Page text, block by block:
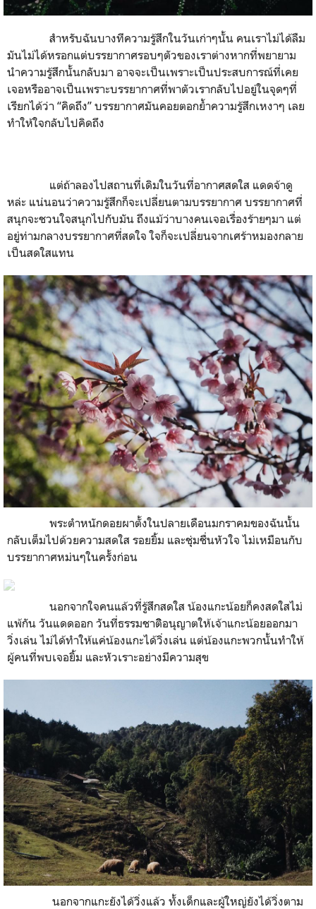
สำหรับฉันบางทีความรู้สึกในวันเก่าๆนั้น คนเราไม่ได้ลืม
มันไม่ได้หรอกแต่บรรยากาศรอบๆตัวของเราต่างหากที่พยายาม
นำความรู้สึกนั้นกลับมา อาจจะเป็นเพราะเป็นประสบการณ์ที่เคย
เจอหรืออาจเป็นเพราะบรรยากาศที่พาตัวเรากลับไปอยู่ในจุดๆที่
เรียกได้ว่า “คิดถึง” บรรยากาศมันคอยตอกย้ำความรู้สึกเหงาๆ เลย
ทำให้ใจกลับไปคิดถึง
แต่ถ้าลองไปสถานที่เดิมในวันที่อากาศสดใส แดดจ้าดู
หล่ะ แน่นอนว่าความรู้สึกก็จะเปลี่ยนตามบรรยากาศ บรรยากาศที่
สนุกจะชวนใจสนุกไปกับมัน ถึงแม้ว่าบางคนเจอเรื่องร้ายๆมา แต่
อยู่ท่ามกลางบรรยากาศที่สดใจ ใจก็จะเปลี่ยนจากเศร้าหมองกลาย
เป็นสดใสแทน
พระตำหนักดอยผาตั้งในปลายเดือนมกราคมของฉันนั้น
กลับเต็มไปด้วยความสดใส รอยยิ้ม และชุ่มชื่นหัวใจ ไม่เหมือนกับ
บรรยากาศหม่นๆในครั้งก่อน
นอกจากใจคนแล้วที่รู้สึกสดใส น้องแกะน้อยก็คงสดใสไม่
แพ้กัน วันแดดออก วันที่ธรรมชาติิอนุญาตให้เจ้าแกะน้อยออกมา
วิ่งเล่น ไม่ได้ทำให้แค่น้องแกะได้วิ่งเล่น แต่น้องแกะพวกนั้นทำให้
ผู้คนที่พบเจอยิ้ม และหัวเราะอย่างมีความสุข
นอกจากแกะยังได้วิ่งแล้ว ทั้งเด็กและผู้ใหญ่ยังได้วิ่งตาม